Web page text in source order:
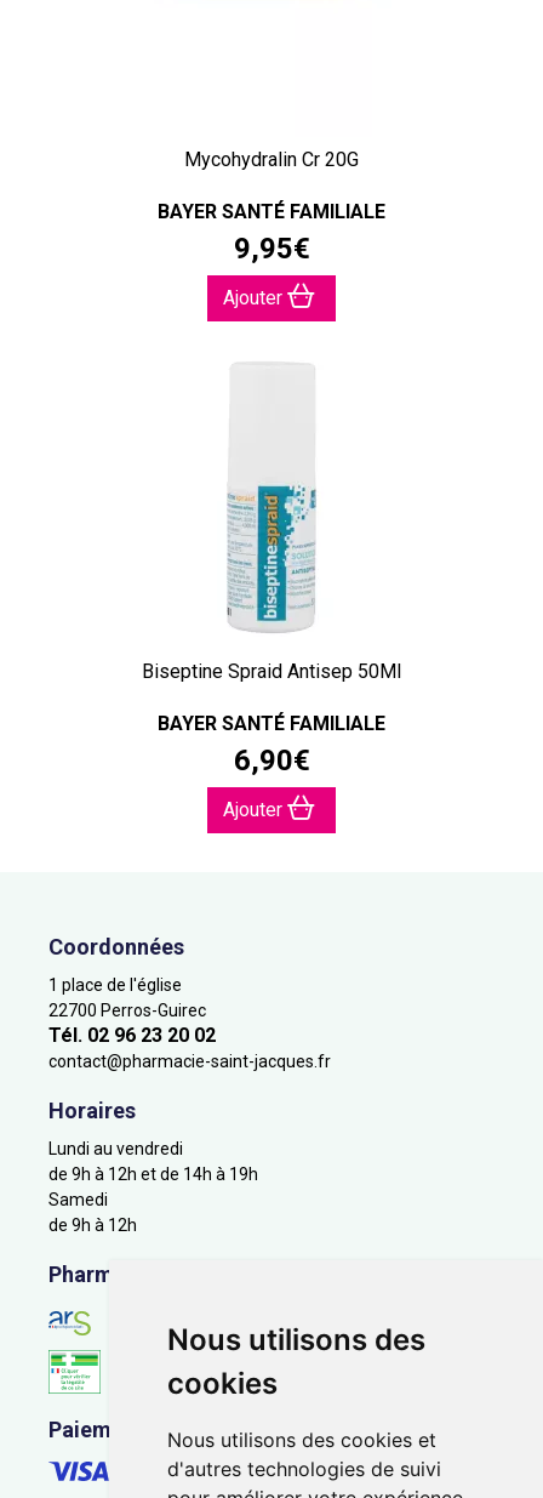
Nous utilisons des
cookies
Nous utilisons des cookies et
d'autres technologies de suivi
Mycohydralin Cr 20G
BAYER SANTÉ FAMILIALE
9,95€
Ajouter
Biseptine Spraid Antisep 50Ml
BAYER SANTÉ FAMILIALE
6,90€
Ajouter
Coordonnées
1 place de l'église
22700 Perros-Guirec
Tél. 02 96 23 20 02
contact@pharmacie-saint-jacques.fr
Horaires
Lundi au vendredi
de 9h à 12h et de 14h à 19h
Samedi
de 9h à 12h
Pharmacie en ligne agréée
Paiement sécurisé